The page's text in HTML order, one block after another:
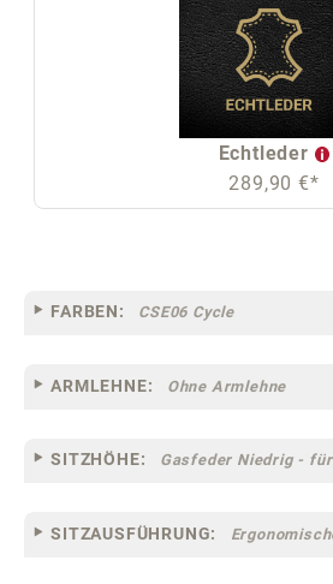
Echtleder
289,90 €*
FARBEN: CSE06 Cycle
ARMLEHNE: Ohne Armlehne
SITZHÖHE:
SITZAUSFÜHRUNG: